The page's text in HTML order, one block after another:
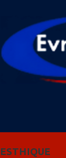
ESTHIQUE